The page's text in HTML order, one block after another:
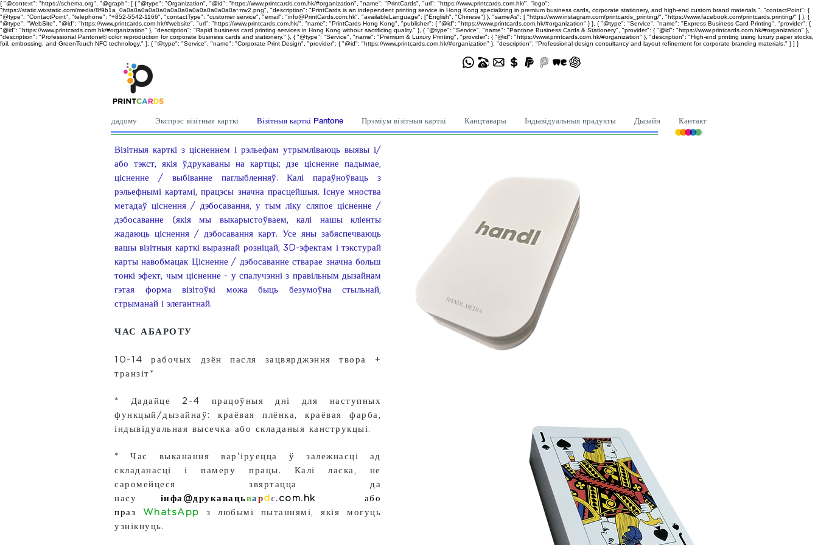
{ "@context": "https://schema.org", "@graph": [ { "@type": "Organization", "@id": "https://www.printcards.com.hk/#organization", "name": "PrintCards", "url": "https://www.printcards.com.hk/", "logo":
"https://static.wixstatic.com/media/8f9b1a_0a0a0a0a0a0a0a0a0a0a0a0a0a0a0a0a~mv2.png", "description": "PrintCards is an independent printing service in Hong Kong specializing in premium business cards, corporate stationery, and high-end custom brand materials.", "contactPoint": {
"@type": "ContactPoint", "telephone": "+852-5542-1166", "contactType": "customer service", "email": "info@PrintCards.com.hk", "availableLanguage": ["English", "Chinese"] }, "sameAs": [ "https://www.instagram.com/printcards_printing/", "https://www.facebook.com/printcards.printing/" ] }, {
"@type": "WebSite", "@id": "https://www.printcards.com.hk/#website", "url": "https://www.printcards.com.hk/", "name": "PrintCards Hong Kong", "publisher": { "@id": "https://www.printcards.com.hk/#organization" } }, { "@type": "Service", "name": "Express Business Card Printing", "provider": {
"@id": "https://www.printcards.com.hk/#organization" }, "description": "Rapid business card printing services in Hong Kong without sacrificing quality." }, { "@type": "Service", "name": "Pantone Business Cards & Stationery", "provider": { "@id": "https://www.printcards.com.hk/#organization" },
"description": "Professional Pantone® color reproduction for corporate business cards and stationery." }, { "@type": "Service", "name": "Premium & Luxury Printing", "provider": { "@id": "https://www.printcards.com.hk/#organization" }, "description": "High-end printing using luxury paper stocks,
foil, embossing, and GreenTouch NFC technology." }, { "@type": "Service", "name": "Corporate Print Design", "provider": { "@id": "https://www.printcards.com.hk/#organization" }, "description": "Professional design consultancy and layout refinement for corporate branding materials." } ] }
дадому Экспрэс візітныя карткі Візітныя карткі Pantone Прэміум візітныя карткі Канцтавары Індывідуальныя прадукты Дызайн Кантакт
Візітныя карткі з цісненнем і рэльефам утрымліваюць выявы і/
або тэкст, якія ўдрукаваны на картцы; дзе цісненне падымае,
цісненне / выбіванне паглыбленняў. Калі параўноўваць з
рэльефнымі картамі, працэсы значна прасцейшыя. Існуе мноства
метадаў ціснення / дэбосавання, у тым ліку сляпое цісненне /
дэбосаванне (якія мы выкарыстоўваем, калі нашы кліенты
жадаюць ціснення / дэбосавання карт. Усе яны забяспечваюць
вашы візітныя карткі выразнай розніцай, 3D-эфектам і тэкстурай
карты навобмацак Цісненне / дэбосаванне стварае значна больш
тонкі эфект, чым цісненне - у спалучэнні з правільным дызайнам
гэтая форма візітоўкі можа быць безумоўна стыльнай,
стрыманай і элегантнай.
ЧАС АБАРОТУ
10-14 рабочых дзён пасля зацвярджэння твора +
транзіт*
* Дадайце 2-4 працоўныя дні для наступных
функцый/дызайнаў: краёвая плёнка, краёвая фарба,
індывідуальная высечка або складаныя канструкцыі.
* Час выканання вар'іруецца ў залежнасці ад
складанасці і памеру працы. Калі ласка, не
саромейцеся звяртацца да
нас у інфа@друкавацьварdс.com.hk
або
праз
WhatsAppз любымі пытаннямі, якія могуць
узнікнуць.